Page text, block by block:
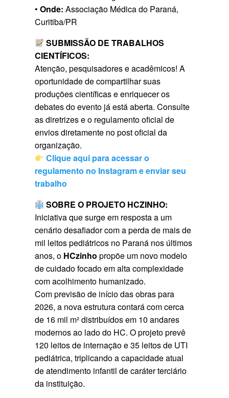
• Onde: Associação Médica do Paraná,
Curitiba/PR
SUBMISSÃO DE TRABALHOS
CIENTÍFICOS:
Atenção, pesquisadores e acadêmicos! A
oportunidade de compartilhar suas
produções científicas e enriquecer os
debates do evento já está aberta. Consulte
as diretrizes e o regulamento oficial de
envios diretamente no post oficial da
organização.
Clique aqui para acessar o
regulamento no Instagram e enviar seu
trabalho
SOBRE O PROJETO HCZINHO:
Iniciativa que surge em resposta a um
cenário desafiador com a perda de mais de
mil leitos pediátricos no Paraná nos últimos
anos, o HCzinho propõe um novo modelo
de cuidado focado em alta complexidade
com acolhimento humanizado.
Com previsão de início das obras para
2026, a nova estrutura contará com cerca
de 16 mil m² distribuídos em 10 andares
modernos ao lado do HC. O projeto prevê
120 leitos de internação e 35 leitos de UTI
pediátrica, triplicando a capacidade atual
de atendimento infantil de caráter terciário
da instituição.